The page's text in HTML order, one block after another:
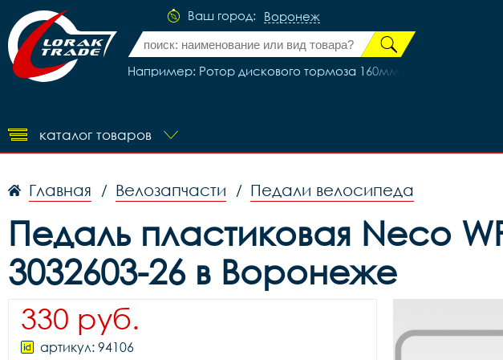
Ваш город: Воронеж
Например: Ротор дискового тормоза 160мм Shunfeng 6 болтов
каталог товаров
Главная / Велозапчасти / Педали велосипеда
Педаль пластиковая Neco
3032603-26 в Воронеже
330 руб.
артикул: 94106